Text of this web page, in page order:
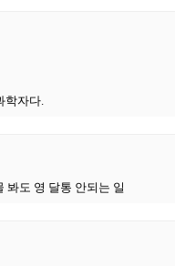
학자다.
봐도 영 달통 안되는 일